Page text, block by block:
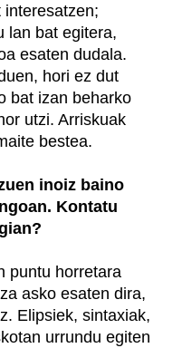
lan bat egitera,
esaten dudala.
hori ez dut
bat izan beharko
utzi. Arriskuak
bestea.
inoiz baino
Kontatu
puntu horretara
asko esaten dira,
Elipsiek, sintaxiak,
urrundu egiten